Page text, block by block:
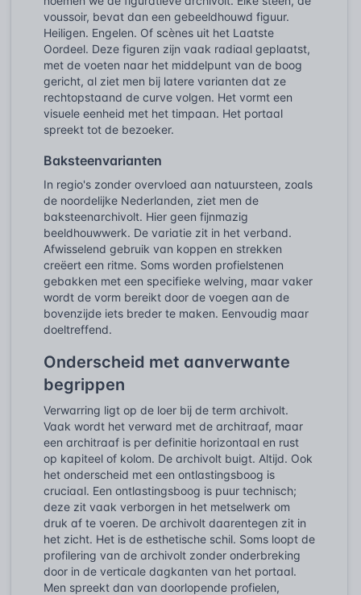
voussoir, bevat dan een gebeeldhouwd figuur.
Heiligen. Engelen. Of scènes uit het Laatste
Oordeel. Deze figuren zijn vaak radiaal geplaatst,
met de voeten naar het middelpunt van de boog
gericht, al ziet men bij latere varianten dat ze
rechtopstaand de curve volgen. Het vormt een
visuele eenheid met het timpaan. Het portaal
spreekt tot de bezoeker.
Baksteenvarianten
In regio's zonder overvloed aan natuursteen, zoals
de noordelijke Nederlanden, ziet men de
baksteenarchivolt. Hier geen fijnmazig
beeldhouwwerk. De variatie zit in het verband.
Afwisselend gebruik van koppen en strekken
creëert een ritme. Soms worden profielstenen
gebakken met een specifieke welving, maar vaker
wordt de vorm bereikt door de voegen aan de
bovenzijde iets breder te maken. Eenvoudig maar
doeltreffend.
Onderscheid met aanverwante
begrippen
Verwarring ligt op de loer bij de term archivolt.
Vaak wordt het verward met de architraaf, maar
een architraaf is per definitie horizontaal en rust
op kapiteel of kolom. De archivolt buigt. Altijd. Ook
het onderscheid met een ontlastingsboog is
cruciaal. Een ontlastingsboog is puur technisch;
deze zit vaak verborgen in het metselwerk om
druk af te voeren. De archivolt daarentegen zit in
het zicht. Het is de esthetische schil. Soms loopt de
profilering van de archivolt zonder onderbreking
door in de verticale dagkanten van het portaal.
Men spreekt dan van doorlopende profielen,